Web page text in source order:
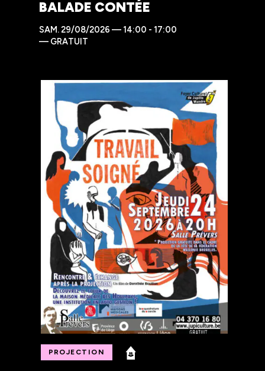
BALADE CONTÉE
SAM.29/08/2026 — 14:00 - 17:00
— GRATUIT
PROJECTION